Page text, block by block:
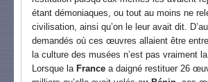
étant démoniaques, ou tout au moins ne
civilisation, ainsi qu’on le leur avait dit.
demandés où ces œuvres allaient être
la culture des musées n’est pas vraiment la
Lorsque la France a daigné restituer 26